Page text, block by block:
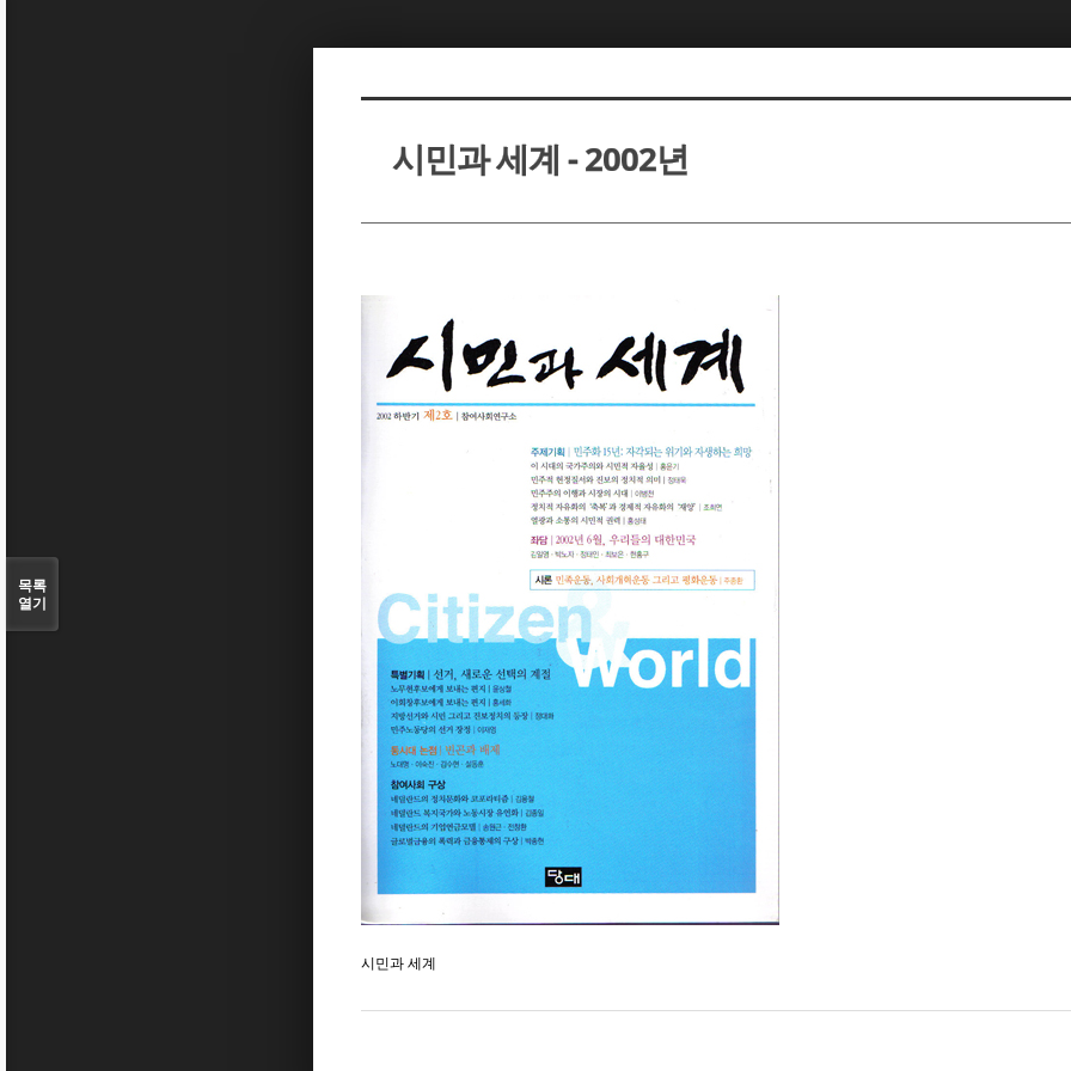
시민과 세계 - 2002년
시민과 세계
목록
열기
Sketchbook5, 스케치북5
Sketchbook5, 스케치북5
Sketchbook5, 스케치북5
Sketchbook5, 스케치북5